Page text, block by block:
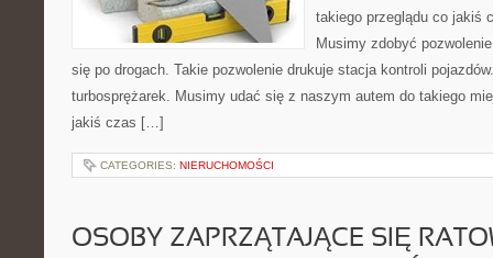
takiego przeglądu co jakiś
Musimy zdobyć
się po drogach. Takie pozwolenie drukuje stacja kontroli
turbosprężarek. Musimy udać się z naszym autem do takiego
jakiś czas […]
CATEGORIES: NIERUCHOMOŚCI
OSOBY ZAPRZĄTAJĄCE SIĘ